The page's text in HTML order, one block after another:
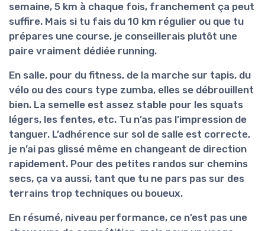
semaine, 5 km à chaque fois, franchement ça peut
suffire. Mais si tu fais du 10 km régulier ou que tu
prépares une course, je conseillerais plutôt une
paire vraiment dédiée running.
En salle, pour du fitness, de la marche sur tapis, du
vélo ou des cours type zumba, elles se débrouillent
bien. La semelle est assez stable pour les squats
légers, les fentes, etc. Tu n’as pas l’impression de
tanguer. L’adhérence sur sol de salle est correcte,
je n’ai pas glissé même en changeant de direction
rapidement. Pour des petites randos sur chemins
secs, ça va aussi, tant que tu ne pars pas sur des
terrains trop techniques ou boueux.
En résumé, niveau performance, ce n’est pas une